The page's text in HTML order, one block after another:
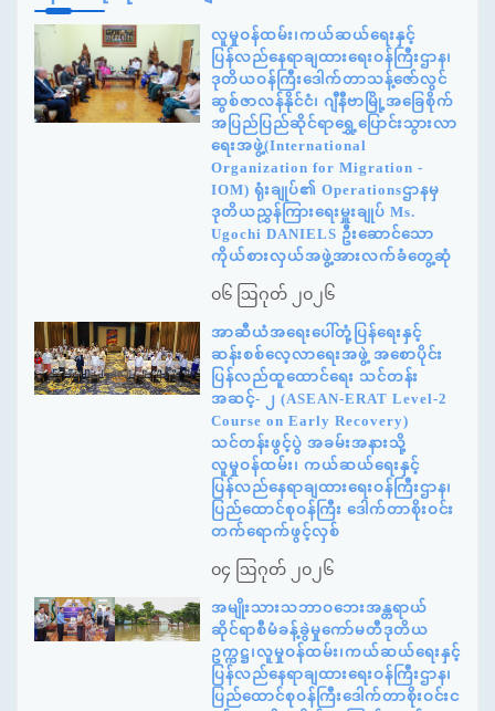
လူမှုဝန်ထမ်း၊ကယ်ဆယ်ရေးနှင့်
ပြန်လည်နေရာချထားရေးဝန်ကြီးဌာန၊
ဒုတိယဝန်ကြီးဒေါက်တာသန့်ဇော်လွင်
ဆွစ်ဇာလန်နိုင်ငံ၊ ဂျီနီဗာမြို့အခြေစိုက်
အပြည်ပြည်ဆိုင်ရာရွှေ့ပြောင်းသွားလာ
ရေးအဖွဲ့(International
Organization for Migration -
IOM) ရုံးချုပ်၏ Operationsဌာနမှ
ဒုတိယညွှန်ကြားရေးမှူးချုပ် Ms.
Ugochi DANIELS ဦးဆောင်သော
ကိုယ်စားလှယ်အဖွဲ့အားလက်ခံတွေ့ဆုံ
၀၆ ဩဂုတ် ၂၀၂၆
အာဆီယံအရေးပေါ်တုံ့ပြန်ရေးနှင့်
ဆန်းစစ်လေ့လာရေးအဖွဲ့ အစောပိုင်း
ပြန်လည်ထူထောင်ရေး သင်တန်း
အဆင့်- ၂ (ASEAN-ERAT Level-2
Course on Early Recovery)
သင်တန်းဖွင့်ပွဲ အခမ်းအနားသို့
လူမှုဝန်ထမ်း၊ ကယ်ဆယ်ရေးနှင့်
ပြန်လည်နေရာချထားရေးဝန်ကြီးဌာန၊
ပြည်ထောင်စုဝန်ကြီး ဒေါက်တာစိုးဝင်း
တက်ရောက်ဖွင့်လှစ်
၀၄ ဩဂုတ် ၂၀၂၆
အမျိုးသားသဘာဝဘေးအန္တရာယ်
ဆိုင်ရာစီမံခန့်ခွဲမှုကော်မတီဒုတိယ
ဥက္ကဋ္ဌ၊လူမှုဝန်ထမ်း၊ကယ်ဆယ်ရေးနှင့်
ပြန်လည်နေရာချထားရေးဝန်ကြီးဌာန၊
ပြည်ထောင်စုဝန်ကြီးဒေါက်တာစိုးဝင်းင